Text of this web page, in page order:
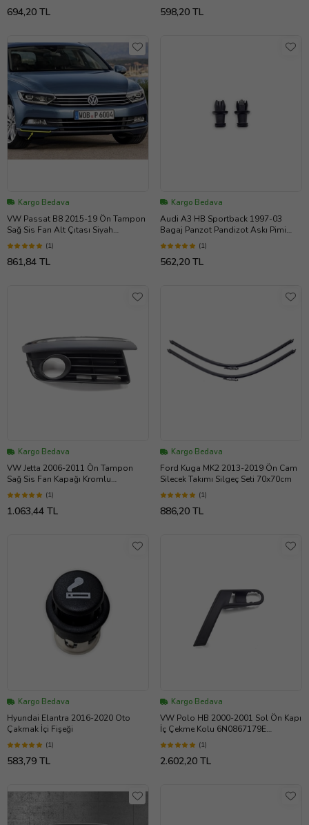
694,20 TL 598,20 TL
Kargo Bedava
VW Passat B8 2015-19 Ön Tampon
Sağ Sis Farı Alt Çıtası Siyah
3G0854322(1)
861,84 TL
Kargo Bedava
Audi A3 HB Sportback 1997-03
Bagaj Panzot Pandizot Askı Pimi
8P0862528(1)
562,20 TL
Kargo Bedava
VW Jetta 2006-2011 Ön Tampon
Sağ Sis Farı Kapağı Kromlu
1K0853666E
(1)
1.063,44 TL
Kargo Bedava
Ford Kuga MK2 2013-2019 Ön Cam
Silecek Takımı Silgeç Seti 70x70cm
(1)
886,20 TL
Kargo Bedava
Hyundai Elantra 2016-2020 Oto
Çakmak İçi Fişeği
(1)
583,79 TL
Kargo Bedava
VW Polo HB 2000-2001 Sol Ön Kapı
İç Çekme Kolu 6N0867179E
6N0867197B
(1)
2.602,20 TL